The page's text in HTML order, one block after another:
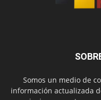
Somos un medio de
información actualizada